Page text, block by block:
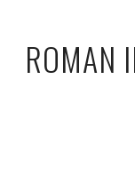
ROMAN